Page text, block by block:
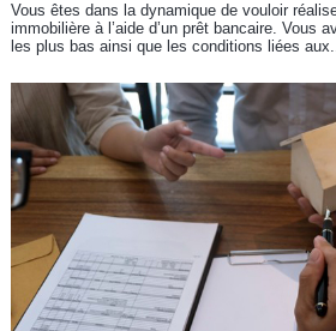
Vous êtes dans la dynamique de vouloir
immobilière à l’aide d’un prêt bancaire. Vous
les plus bas ainsi que les conditions liées